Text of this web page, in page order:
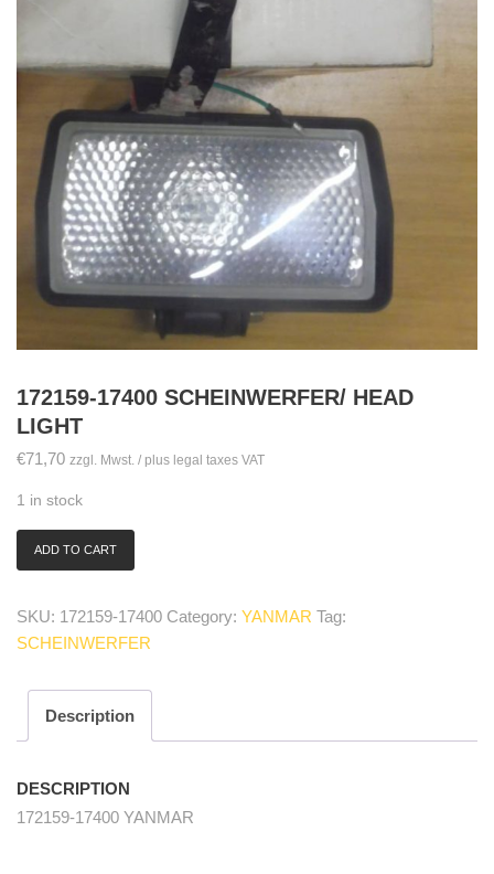
172159-17400 SCHEINWERFER/ HEAD
LIGHT
€71,70 zzgl. Mwst. / plus legal taxes VAT
1 in stock
172159-
head
light
ADD TO CART
SKU: 172159-17400 Category: YANMAR Tag:
SCHEINWERFER
Description
DESCRIPTION
172159-17400 YANMAR